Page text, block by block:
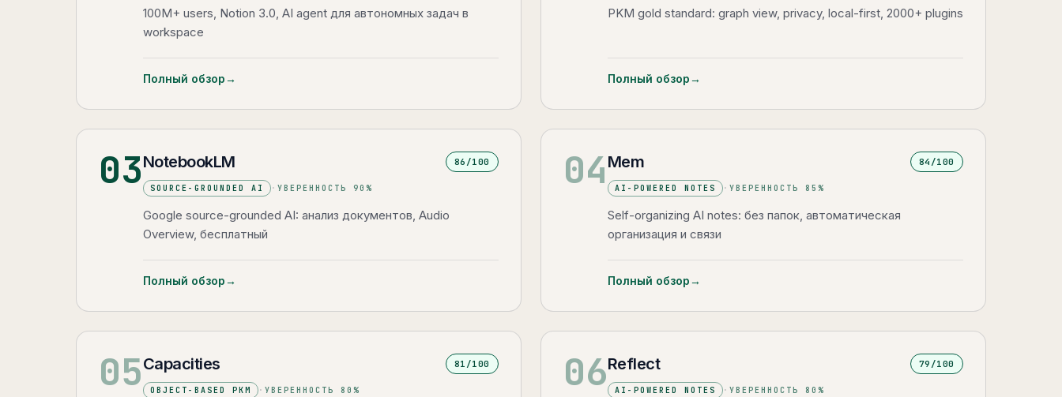
100M+ users, Notion 3.0, AI agent для автономных задач в
workspace
Полный обзор→
PKM gold standard: graph view, privacy, local-first, 2000+ plugins
Полный обзор→
03NotebookLM 86 /100
SOURCE-GROUNDED AI · УВЕРЕННОСТЬ 90 %
Google source-grounded AI: анализ документов, Audio
Overview, бесплатный
Полный обзор→
04 Mem 84 /100
AI-POWERED NOTES · УВЕРЕННОСТЬ 85 %
Self-organizing AI notes: без папок, автоматическая
организация и связи
Полный обзор→
05Capacities 81 /100
OBJECT-BASED PKM · УВЕРЕННОСТЬ 80 % 06Reflect 79 /100
AI-POWERED NOTES · УВЕРЕННОСТЬ 80 %